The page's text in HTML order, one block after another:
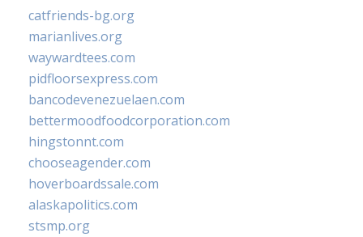
catfriends-bg.org
marianlives.org
waywardtees.com
pidfloorsexpress.com
bancodevenezuelaen.com
bettermoodfoodcorporation.com
hingstonnt.com
chooseagender.com
hoverboardssale.com
alaskapolitics.com
stsmp.org